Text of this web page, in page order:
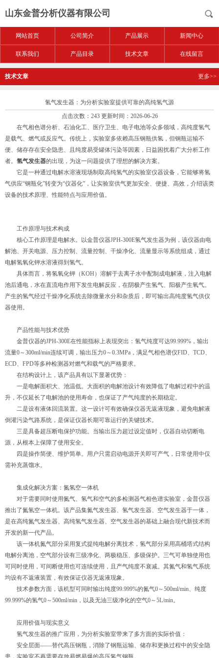
山东金普分析仪器有限公司
网站首页 公司简介 产品展示 新闻中心
联系我们 产品目录 技术文章 在线留言
技术文章 更多>>
氢气发生器：为分析实验室提供可靠的高纯氢气源
点击次数：243 更新时间：2026-06-26
在气相色谱分析、石油化工、医疗卫生、电子电池等众多领域，高纯度氢气
是载气、燃气或反应气。传统上，实验室多依赖高压钢瓶供氢，但钢瓶运输不
便、储存存在安全隐患、且纯度易受罐体污染等因素，日益困扰着广大分析工作
者。 氢气发生器的出现，为这一问题提供了理想的解决方案。
它是一种通过电解水溶液现场制取高纯氢气的实验室仪器设备，它能够将氢
气供应“钢瓶化”转变为“仪器化”，让实验室供气更加安全、便捷、高效，介绍该类
设备的技术原理、性能特点与应用价值。
工作原理与技术构成
核心工作原理是电解水。以金普仪器JPH-300E氢气发生器为例，该仪器由电
解池、开关电源、压力控制、流量控制、干燥净化、流量显示等系统组成，通过
电解氢氧化钾水溶液得到氢气。
具体而言，将氢氧化钾（KOH）溶解于去离子水中配制成电解液，注入电解
池后通电，水在直流电作用下发生电解反应，在阴极产生氢气、阳极产生氧气。
产生的氢气经过干燥净化系统去除微量水分和杂质后，即可输出高纯度氢气供仪
器使用。
产品性能与技术优势
金普仪器的JPH-300E在性能指标上表现突出：氢气纯度可达99.999%，输出
流量0～300ml/min连续可调，输出压力0～0.3MPa，满足气相色谱仪FID、TCD、
ECD、FPD等多种检测器对燃气和载气的严格要求。
在结构设计上，该产品具有以下显著优势：
一是电解面积大、池温低。大面积的电解池设计有效降低了电解过程中的温
升，不仅延长了电解池的使用寿命，也保证了产气纯度的长期稳定。
二是设有液体回流装置。这一设计可有效确保仪器无返液现象，避免电解液
倒灌污染气路系统，是保证仪器长期可靠运行的关键技术。
三是具备超压断电保护功能。当输出压力超过设定值时，仪器自动切断电
源，从根本上保障了使用安全。
四是操作简便、维护简单。用户只需启动电源开关即可产气，日常使用中仅
需补充蒸馏水。
集成化解决方案：氮氢空一体机
对于需要同时使用氮气、氢气和空气的多检测器气相色谱实验室，金普仪器
推出了氮氢空一体机。该产品集氮气发生器、氢气发生器、空气发生器于一体，
是在高纯氮气发生器、高纯氢气发生器、空气发生器的基础上融合现代新技术而
开发的新一代产品。
该一体机氮气部分采用复式提纯电解分离技术，氢气部分采用高桶塔式结构
电解分离池，空气部分设有三级净化、两极稳压、多级保护。三气可单独使用也
可同时使用，可间断使用也可连续使用，且产气纯度不衰减。其氮气和氢气系统
均设有不返液装置，有效保证仪器无返液现象。
技术参数方面，该机型可同时输出纯度99.999%的氮气0～500ml/min、纯度
99.999%的氢气0～500ml/min，以及无油三级净化的空气0～5L/min。
应用价值与现实意义
氢气发生器的推广应用，为分析实验室带来了多方面的实际价值：
安全层面——替代高压钢瓶，消除了钢瓶运输、储存和更换过程中的安全隐
患，实验室不再需要存放易燃易爆的高压氢气钢瓶。